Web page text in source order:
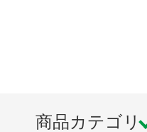
商品カテゴリ